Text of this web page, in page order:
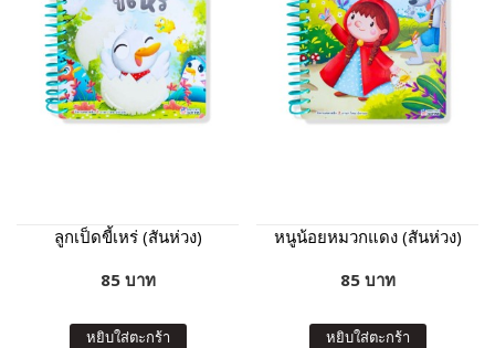
ลูกเป็ดขี้เหร่ (สันห่วง)
85 บาท
หยิบใส่ตะกร้า
หนูน้อยหมวกแดง (สันห่วง)
85 บาท
หยิบใส่ตะกร้า